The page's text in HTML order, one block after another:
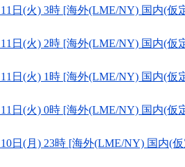
日(火) 3時 [海外(LME/NY) 国内(仮
日(火) 2時 [海外(LME/NY) 国内(仮
日(火) 1時 [海外(LME/NY) 国内(仮
日(火) 0時 [海外(LME/NY) 国内(仮
日(月) 23時 [海外(LME/NY) 国内(